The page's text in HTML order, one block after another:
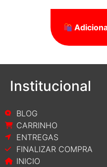
Institucional
BLOG
CARRINHO
ENTREGAS
FINALIZAR COMPRA
INICIO